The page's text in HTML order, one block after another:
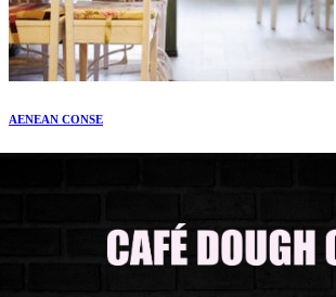
AENEAN CONSE